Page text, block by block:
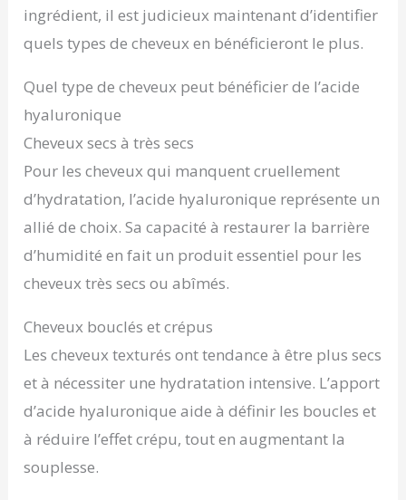
ingrédient, il est judicieux maintenant d’identifier
quels types de cheveux en bénéficieront le plus.
Quel type de cheveux peut bénéficier de l’acide
hyaluronique
Cheveux secs à très secs
Pour les cheveux qui manquent cruellement
d’hydratation, l’acide hyaluronique représente un
allié de choix. Sa capacité à restaurer la barrière
d’humidité en fait un produit essentiel pour les
cheveux très secs ou abîmés.
Cheveux bouclés et crépus
Les cheveux texturés ont tendance à être plus secs
et à nécessiter une hydratation intensive. L’apport
d’acide hyaluronique aide à définir les boucles et
à réduire l’effet crépu, tout en augmentant la
souplesse.